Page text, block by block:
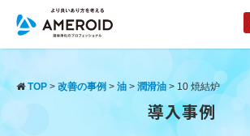
TOP > 改善の事例 > 油 > 潤滑油 > 10 焼結炉
導入事例